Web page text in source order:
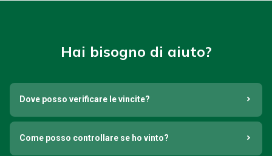
Hai bisogno di aiuto?
Dove posso verificare le vincite?
Come posso controllare se ho vinto?